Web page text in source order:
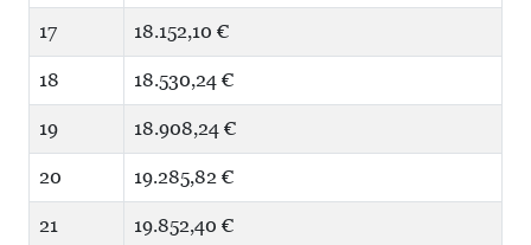
17 18.152,10 €
18 18.530,24 €
19 18.908,24 €
20 19.285,82 €
21 19.852,40 €